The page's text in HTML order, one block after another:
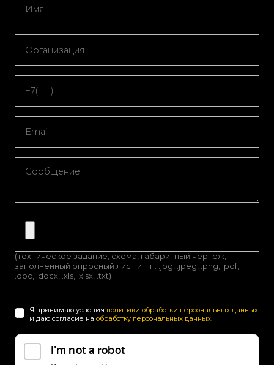
(техническое задание, схема, габаритный чертеж,
заполненный опросный лист и т.п. .jpg, .jpeg, .png, .pdf,
.doc, .docx, .xls, .xlsx, .txt)
Я принимаю условия политики обработки персональных данных
и даю согласие на обработку персональных данных.